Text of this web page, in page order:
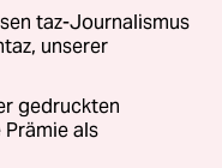
taz-Journalismus
unserer
gedruckten
als